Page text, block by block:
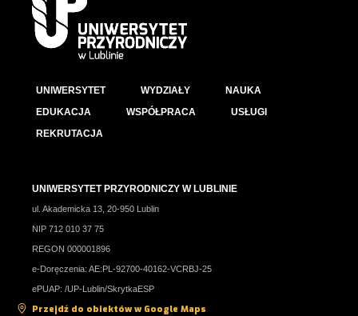
UNIWERSYTET WYDZIAŁY
NAUKA
EDUKACJA
WSPÓŁPRACA
USŁUGI
REKRUTACJA
UNIWERSYTET PRZYRODNICZY W LUBLINIE
ul. Akademicka 13, 20-950 Lublin
NIP 712 010 37 75
REGON 000001896
e-Doręczenia: AE:PL-92700-40162-VCRBJ-25
ePUAP: /UP-Lublin/SkrytkaESP
Przejdź do obiektów w Google Maps